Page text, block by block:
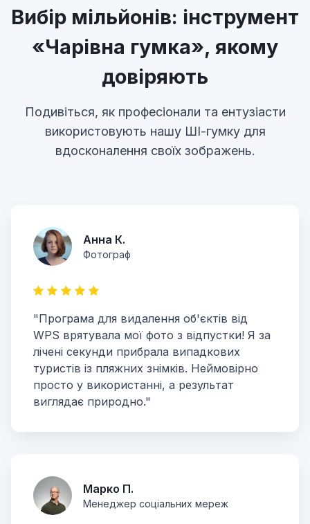
Вибір мільйонів: інструмент
«Чарівна гумка», якому
довіряють
Подивіться, як професіонали та ентузіасти
використовують нашу ШІ-гумку для
вдосконалення своїх зображень.
Анна К.
Фотограф
"Програма для видалення об'єктів від
WPS врятувала мої фото з відпустки! Я за
лічені секунди прибрала випадкових
туристів із пляжних знімків. Неймовірно
просто у використанні, а результат
виглядає природно."
Марко П.
Менеджер соціальних мереж